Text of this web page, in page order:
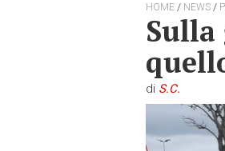
HOME / NEWS /
di S.C.